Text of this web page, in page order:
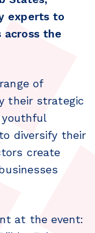
experts to
across the
of
their strategic
youthful
diversify their
create
at the event: